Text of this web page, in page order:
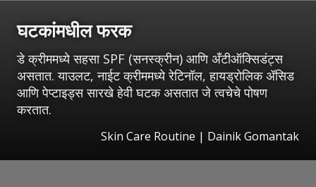
घटकांमधील फरक
डे क्रीममध्ये सहसा SPF (सनस्क्रीन) आणि अँटीऑक्सिडंट्स
असतात. याउलट, नाईट क्रीममध्ये रेटिनॉल, हायड्रोलिक ॲसिड
आणि पेप्टाइड्स सारखे हेवी घटक असतात जे त्वचेचे पोषण
करतात.
Skin Care Routine | Dainik Gomantak